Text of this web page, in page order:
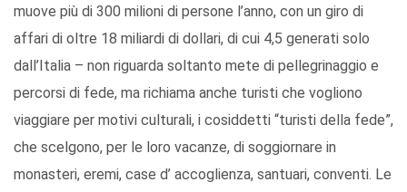
muove più di 300 milioni di persone l’anno, con un giro di
affari di oltre 18 miliardi di dollari, di cui 4,5 generati solo
dall’Italia – non riguarda soltanto mete di pellegrinaggio e
percorsi di fede, ma richiama anche turisti che vogliono
viaggiare per motivi culturali, i cosiddetti “turisti della fede”,
che scelgono, per le loro vacanze, di soggiornare in
monasteri, eremi, case d’ accoglienza, santuari, conventi. Le